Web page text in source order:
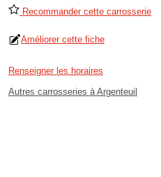
Recommander cette carrosserie
Améliorer cette fiche
Renseigner les horaires
Autres carrosseries à Argenteuil